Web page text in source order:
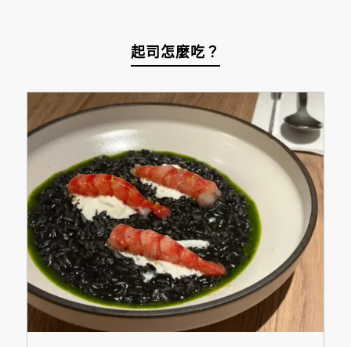
起司怎麼吃？